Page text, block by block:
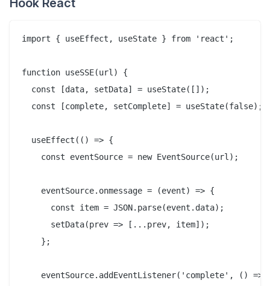
import { useEffect, useState } from 'react';
function useSSE(url) {
  const [data, setData] = useState([]);
  const [complete, setComplete] = useState(false);
  useEffect(() => {
    const eventSource = new EventSource(url);
    eventSource.onmessage = (event) => {
      const item = JSON.parse(event.data);
      setData(prev => [...prev, item]);
    };
eventSource.addEventListener('complete', () =>